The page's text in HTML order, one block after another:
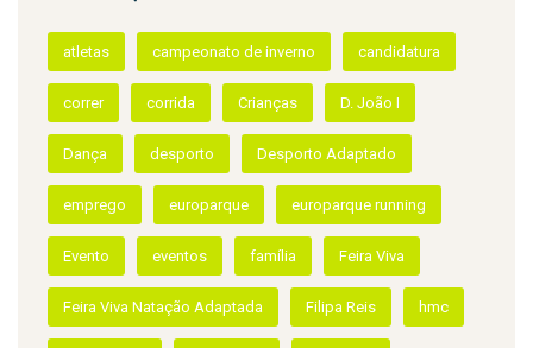
D. Teresa e Afonso Henriques
Infantes da Terra de Santa Maria
ETIQUETAS
atletas campeonato de inverno candidatura
correr corrida Crianças D. João I